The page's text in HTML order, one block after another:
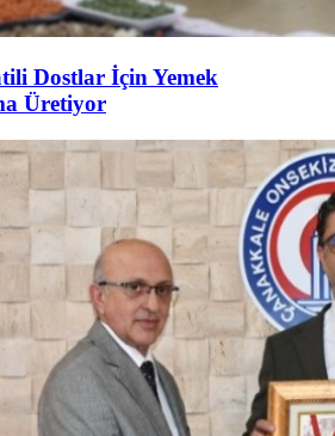
Dostlar İçin Yemek
Üretiyor